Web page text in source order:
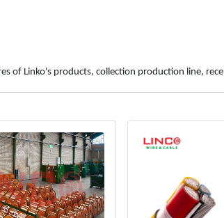
of Linko's products, collection production line,